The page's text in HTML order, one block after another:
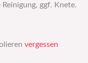
ggf. Knete.
vergessen